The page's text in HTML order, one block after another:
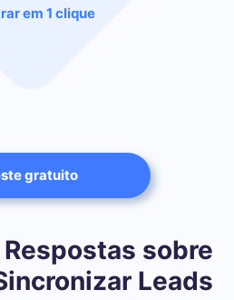
em 1 clique
gratuito
sobre
Leads